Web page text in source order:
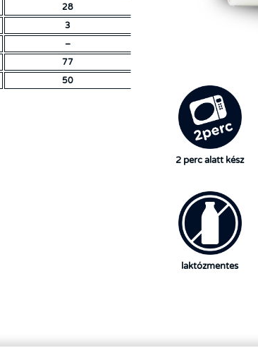
28
3
–
77
50
2 perc alatt kész
laktózmentes